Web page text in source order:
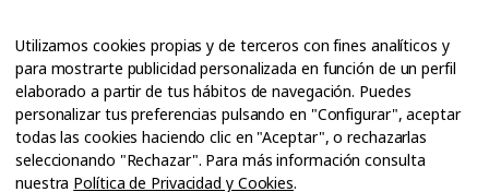
Ópticos
Cuadernos
Guías
Dossier
Anuarios
Utilizamos cookies propias y de terceros con fines analíticos y
para mostrarte publicidad personalizada en función de un perfil
elaborado a partir de tus hábitos de navegación. Puedes
personalizar tus preferencias pulsando en "Configurar", aceptar
todas las cookies haciendo clic en "Aceptar", o rechazarlas
seleccionando "Rechazar". Para más información consulta
nuestra Política de Privacidad y Cookies.